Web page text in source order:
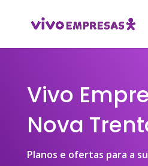
Vivo
Nova
Planos e ofertas para a